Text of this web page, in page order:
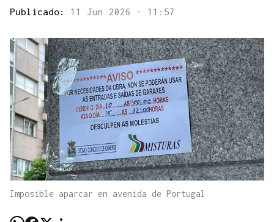
Publicado: 11 Jun 2026 - 11:57
Imposible aparcar en avenida de Portugal